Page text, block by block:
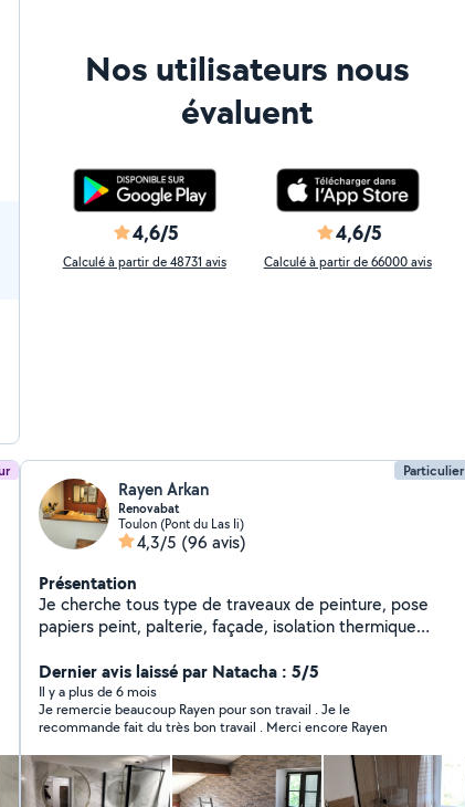
Nos utilisateurs nous
évaluent
4,6/5
Calculé à partir de 48731 avis
4,6/5
Calculé à partir de 66000 avis
Particulier
Rayen Arkan
Renovabat
Toulon (Pont du Las Ii)
4,3/5 (96 avis)
Présentation
Je cherche tous type de traveaux de peinture, pose
papiers peint, palterie, façade, isolation thermique
électricité, pose de parquet et lino et rénovations
intérieur extérieur j'ai 17 ans d'expérience travail propre
et professionnel
Dernier avis laissé par Natacha : 5/5
Il y a plus de 6 mois
Je remercie beaucoup Rayen pour son travail . Je le
recommande fait du très bon travail . Merci encore Rayen